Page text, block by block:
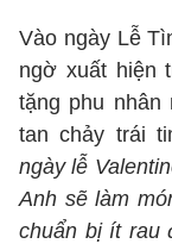
Vào ngày Lễ
ngờ xuất hiện
tặng phu
tan chảy trái
ngày lễ
Anh sẽ làm
chuẩn bị ít rau